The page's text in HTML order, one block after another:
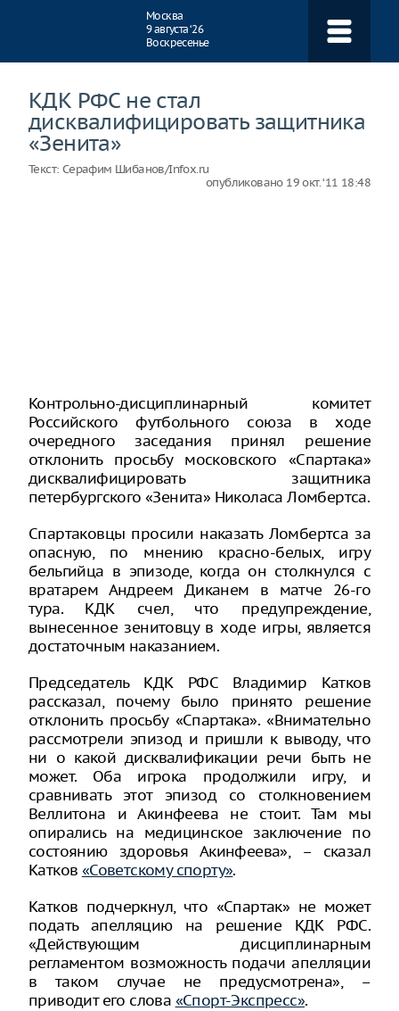
Москва
9 августа ‘26
Воскресенье
КДК РФС не стал
дисквалифицировать защитника
«Зенита»
Текст: Серафим Шибанов/Infox.ru
опубликовано 19 окт. ‘11 18:48
Контрольно-дисциплинарный комитет
Российского футбольного союза в ходе
очередного заседания принял решение
отклонить просьбу московского «Спартака»
дисквалифицировать защитника
петербургского «Зенита» Николаса Ломбертса.
Спартаковцы просили наказать Ломбертса за
опасную, по мнению красно-белых, игру
бельгийца в эпизоде, когда он столкнулся с
вратарем Андреем Диканем в матче 26-го
тура. КДК счел, что предупреждение,
вынесенное зенитовцу в ходе игры, является
достаточным наказанием.
Председатель КДК РФС Владимир Катков
рассказал, почему было принято решение
отклонить просьбу «Спартака». «Внимательно
рассмотрели эпизод и пришли к выводу, что
ни о какой дисквалификации речи быть не
может. Оба игрока продолжили игру, и
сравнивать этот эпизод со столкновением
Веллитона и Акинфеева не стоит. Там мы
опирались на медицинское заключение по
состоянию здоровья Акинфеева», – сказал
Катков «Советскому спорту».
Катков подчеркнул, что «Спартак» не может
подать апелляцию на решение КДК РФС.
«Действующим дисциплинарным
регламентом возможность подачи апелляции
в таком случае не предусмотрена», –
приводит его слова «Спорт-Экспресс».